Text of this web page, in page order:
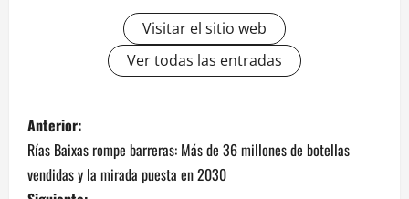
Visitar el sitio web
Ver todas las entradas
N
a
Anterior:
Rías Baixas rompe barreras: Más de 36 millones de botellas
vendidas y la mirada puesta en 2030